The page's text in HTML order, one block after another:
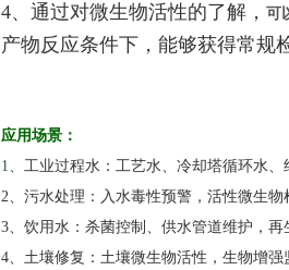
4、通过对微生物活性的了解， 可
产物反应条件下，能够获得常规
应用场景：
1、 工业过程水：工艺水、冷却塔循环水、
2、污水处理：入水毒性预警，活性微生物
3、饮用水：杀菌控制、供水管道维护，再
4、土壤修复：土壤微生物活性，生物增强